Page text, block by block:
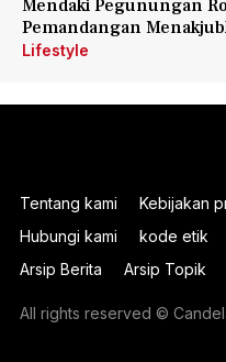
Mendaki Pegunungan
Pemandangan
Lifestyle
Tentang kami Kebijakan
Hubungi kami
kode etik
Arsip Berita
Arsip Topik
All rights reserved ©